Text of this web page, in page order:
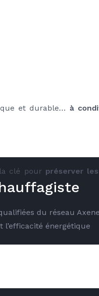
et durable… à
clé pour préserver
du réseau
l’efficacité énergétique